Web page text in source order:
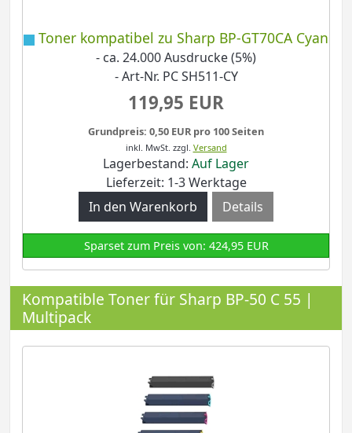
Toner kompatibel zu Sharp BP-GT70CA Cyan
- ca. 24.000 Ausdrucke (5%)
- Art-Nr. PC SH511-CY
119,95 EUR
Grundpreis: 0,50 EUR pro 100 Seiten
inkl. MwSt. zzgl. Versand
Lagerbestand: Auf Lager
Lieferzeit: 1-3 Werktage
Details
Sparset zum Preis von: 424,95 EUR
Kompatible Toner für Sharp BP-50 C 55 |
Multipack